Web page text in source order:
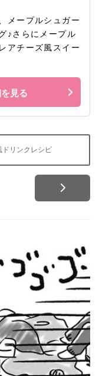
メープルシュガー
♪さらにメープル
アチーズ風スイー
見る
ドリンクレシピ